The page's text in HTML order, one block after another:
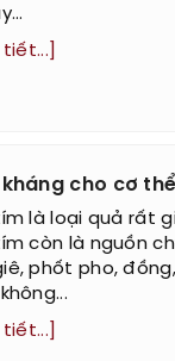
tiết...]
cho cơ thể
là loại quả rất
còn là nguồn
phốt pho,
tiết...]